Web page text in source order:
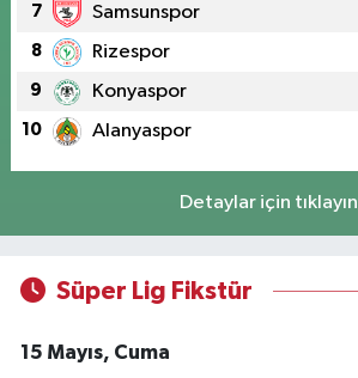
7 Samsunspor
8 Rizespor
9 Konyaspor
10 Alanyaspor
Detaylar için tıklayın
Süper Lig Fikstür
15 Mayıs, Cuma